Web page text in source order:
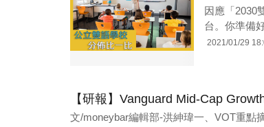
因應「2030
台。你準備
2021/01/29
【研報】Vanguard Mid-Cap
文/moneybar編輯部-洪紳瑋一、VOT重點